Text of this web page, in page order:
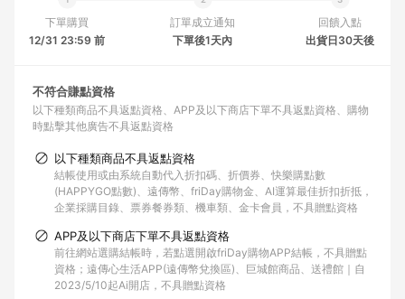
下單購買
12/31 23:59 前
訂單成立通知
下單後1天內
回饋入點
出貨日30天後
不符合賺點資格
以下種類商品不具返點資格 APP及以下商店下單不具返點資格
購物
時點擊其他廣告不具返點資格
以下種類商品不具返點資格
結帳使用或由系統自動代入折扣碼、折價券、快樂購點數
(HAPPYGO點數)、遠傳幣、friDay購物金、AI運算最佳折扣折抵，
企業採購目錄、票券餐券類、機車類、金卡會員，不具贈點資格
APP及以下商店下單不具返點資格
前往網站選購結帳時，若點選開啟friDay購物APP結帳，不具贈點
資格；遠傳心生活APP(遠傳幣兌換區)、巨城館商品、送禮館｜自
2023/5/10起Ai開店，不具贈點資格